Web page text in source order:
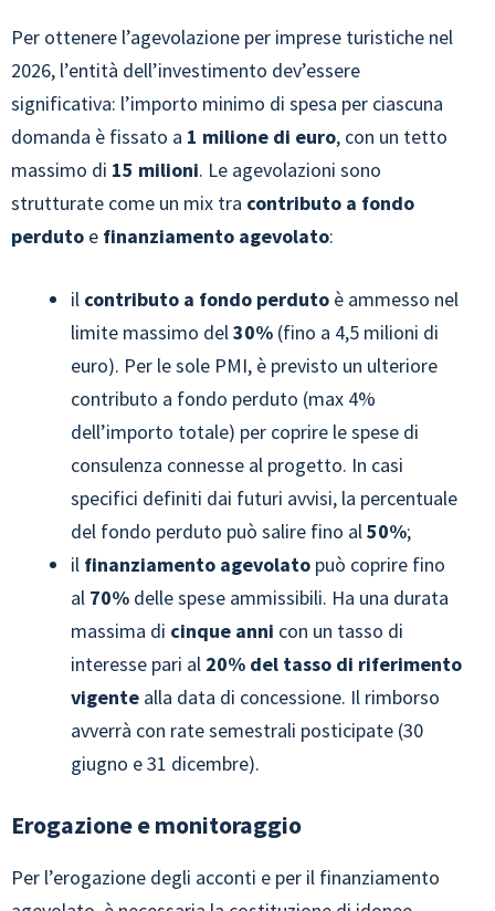
Per ottenere l’agevolazione per imprese turistiche nel
2026, l’entità dell’investimento dev’essere
significativa: l’importo minimo di spesa per ciascuna
domanda è fissato a 1 milione di euro, con un tetto
massimo di 15 milioni. Le agevolazioni sono
strutturate come un mix tra contributo a fondo
perduto e finanziamento agevolato:
il contributo a fondo perduto è ammesso nel
limite massimo del30% (fino a 4,5 milioni di
euro). Per le sole PMI, è previsto un ulteriore
contributo a fondo perduto (max 4%
dell’importo totale) per coprire le spese di
consulenza connesse al progetto. In casi
specifici definiti dai futuri avvisi, la percentuale
del fondo perduto può salire fino al50%;
il finanziamento agevolato può coprire fino
al 70% delle spese ammissibili. Ha una durata
massima di cinque anni con un tasso di
interesse pari al 20% del tasso di riferimento
vigente alla data di concessione. Il rimborso
avverrà con rate semestrali posticipate (30
giugno e 31 dicembre).
Erogazione e monitoraggio
Per l’erogazione degli acconti e per il finanziamento